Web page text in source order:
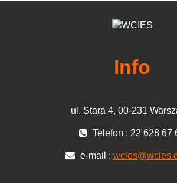
Info
ul. Stara 4, 00-231
Telefon : 22 628 67
e-mail :